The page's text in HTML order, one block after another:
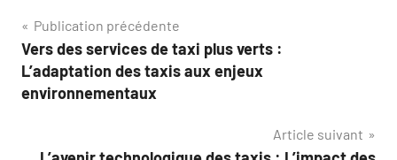
Navigation
de
l’article
Publication précédente
Vers des services de taxi plus verts :
L’adaptation des taxis aux enjeux
environnementaux
Article suivant